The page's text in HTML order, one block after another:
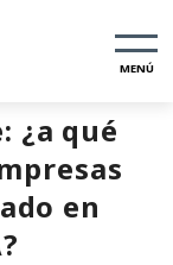
MENÚ
¿a qué
en